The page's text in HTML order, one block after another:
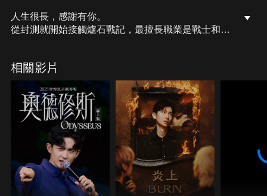
人生很長，感謝有你。
從封測就開始接觸爐石戰記，最擅長職業是戰士和牧
醒。
從陰暗幽霾的蛇界森林甦醒吧， 趁此良機，莫再猶
豫，恭請蛇界至尊雙飛寶典！
OSkomodo 還不一起加入蛇教跟著教主一起前進!
相關影片